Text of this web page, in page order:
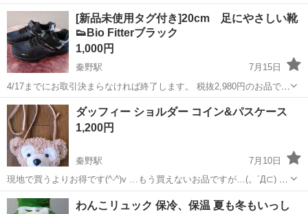
リュックサックです。 数回？使ったかなという美品✨ デザインとして
は珍しい旧型のドクターイエロー🚅 レア？ 背中の部分にファスナーあ
り、上下二段の...
神奈川 秦野市 秦野駅 キッズ用品 新幹線
[新品未使用タグ付き]20cm 足にやさしい靴
👟Bio Fitterブラック
1,000円
秦野駅
7月15日
4/17までにお取引決まらなければ終了します。 税抜2,980円のお品で
す。 新品未使用タグ付き✨ スポーツ科学の観点から「歩く」を科学し
た数々のスペック&機能で健康をサポートする靴👟 足に優しい設計。
...
神奈川 秦野市 キッズ用品 小学校
ダッフィー ショルダー コイン&パスケース
1,200円
秦野駅
7月10日
現地で買うよりお得です(^-^)v …もう買えないお品ですが…(。´Д⊂) 販
売終了となった、ディズニーシーのダッフィーショルダーポーチで
す。 …販売終了なので、このまま手元に置いておこうか迷い中… 手放
神奈川 秦野市 秦野駅 キッズ用品 ダッフィー
わんこリュック 保冷、保温 夏も冬もいっし